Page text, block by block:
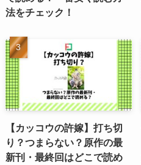
法をチェック！
【カッコウの許嫁】打ち切
り？つまらない？原作の最
新刊・最終回はどこで読め